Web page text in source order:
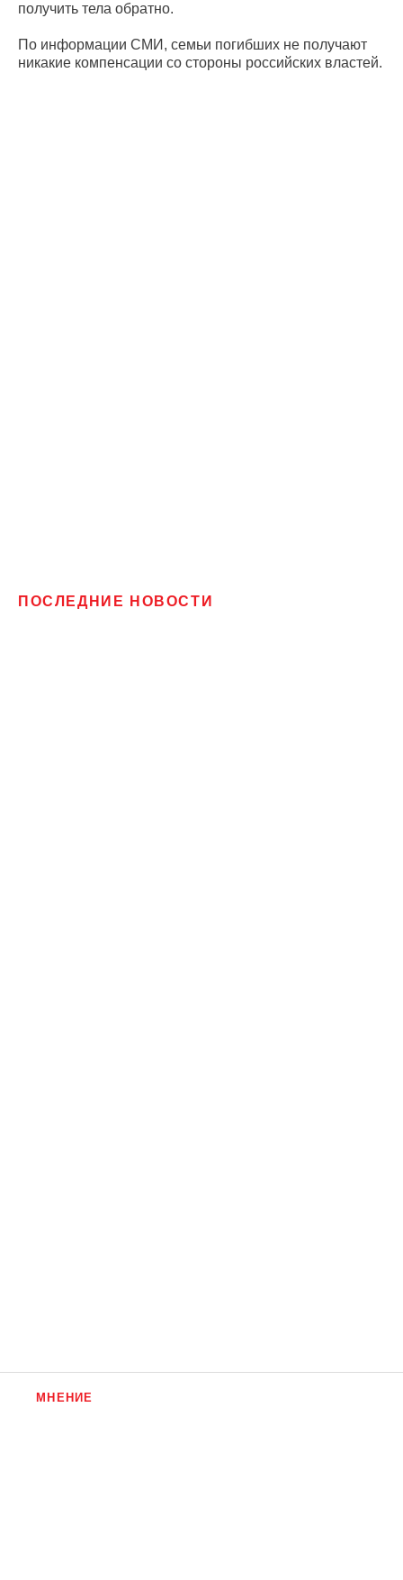
получить тела обратно.
По информации СМИ, семьи погибших не получают
никакие компенсации со стороны российских властей.
ПОСЛЕДНИЕ НОВОСТИ
МНЕНИЕ